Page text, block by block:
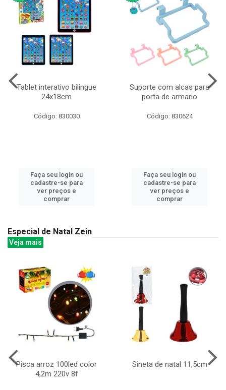
Tablet interativo bilingue
24x18cm
Código: 830030
Faça seu login ou
cadastre-se para
ver preços e
comprar
Suporte com alcas para
porta de armario
Código: 830624
Faça seu login ou
cadastre-se para
ver preços e
comprar
Especial de Natal Zein
Veja mais
Pisca arroz 100led color
4,2m 220v 8f
Sineta de natal 11,5cm